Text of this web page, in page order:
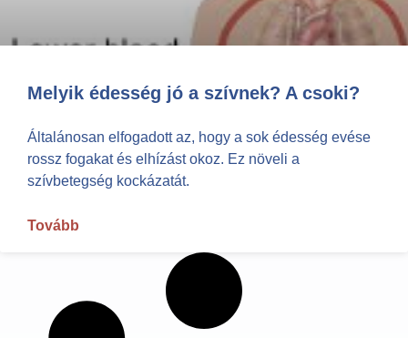
Melyik édesség jó a szívnek? A csoki?
Általánosan elfogadott az, hogy a sok édesség evése
rossz fogakat és elhízást okoz. Ez növeli a
szívbetegség kockázatát.
Tovább